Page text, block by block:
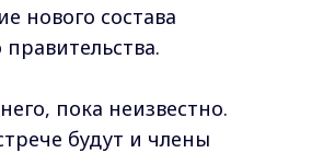
нового состава
пока неизвестно.
будут и члены